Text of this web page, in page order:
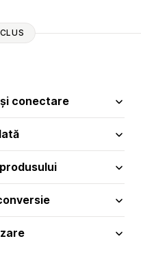
conectare